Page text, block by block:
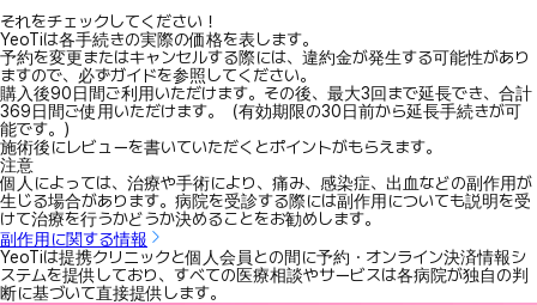
それをチェックしてください！
YeoTiは各手続きの実際の価格を表します。
予約を変更またはキャンセルする際には、違約金が発生する可能性があり
ますので、必ずガイドを参照してください。
購入後90日間ご利用いただけます。その後、最大3回まで延長でき、合計
369日間ご使用いただけます。（有効期限の30日前から延長手続きが可
能です。）
施術後にレビューを書いていただくとポイントがもらえます。
注意
個人によっては、治療や手術により、痛み、感染症、出血などの副作用が
生じる場合があります。病院を受診する際には副作用についても説明を受
けて治療を行うかどうか決めることをお勧めします。
副作用に関する情報
YeoTiは提携クリニックと個人会員との間に予約・オンライン決済情報シ
ステムを提供しており、すべての医療相談やサービスは各病院が独自の判
断に基づいて直接提供します。